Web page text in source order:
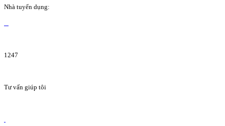
Nhà tuyển dụng:
1247
Tư vấn giúp tôi